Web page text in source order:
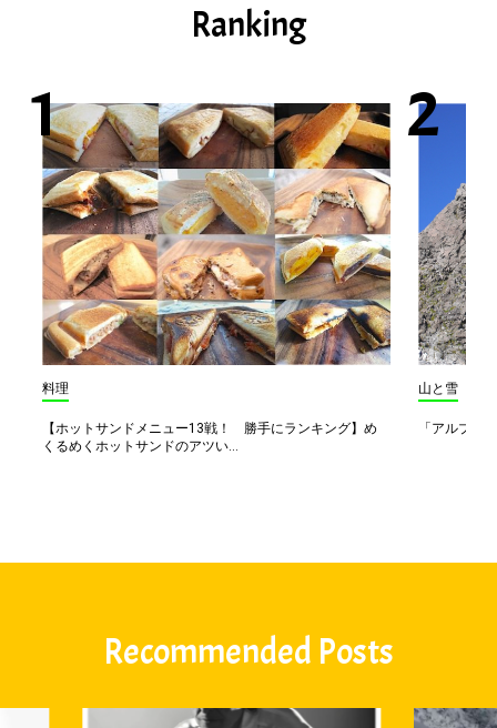
Ranking
料理
【ホットサンドメニュー13戦！ 勝手にランキング】め
くるめくホットサンドのアツい...
山と雪
「アルプス
Recommended Posts